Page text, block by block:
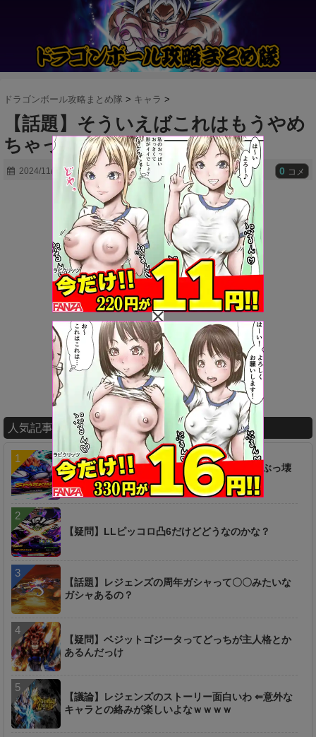
ドラゴンボール攻略まとめ隊 > キャラ >
【話題】そういえばこれはもうやめ
ちゃったのか？？
2024/11/11 0 コメ
人気記事ランキング
【衝撃】ヤバ過ぎィィ！！！あの新キャラがぶっ壊
れｷﾀ━━━━(ﾟ∀ﾟ)━━━━!!
【疑問】LLピッコロ凸6だけどどうなのかな？
【話題】レジェンズの周年ガシャって〇〇みたいな
ガシャあるの？
【疑問】ベジットゴジータってどっちが主人格とか
あるんだっけ
【議論】レジェンズのストーリー面白いわ ⇐意外な
キャラとの絡みが楽しいよなｗｗｗｗ